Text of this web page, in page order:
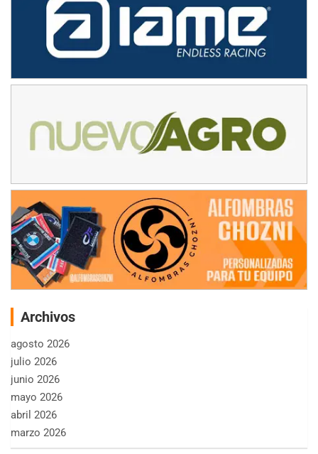
Archivos
agosto 2026
julio 2026
junio 2026
mayo 2026
abril 2026
marzo 2026